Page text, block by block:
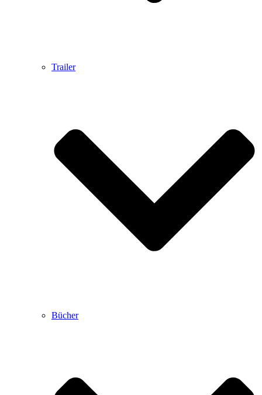
Trailer
Bücher